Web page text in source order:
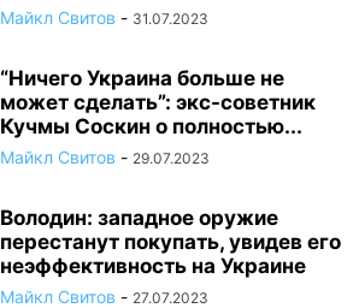
Майкл Свитов - 31.07.2023
“Ничего Украина больше не
может сделать”: экс-советник
Кучмы Соскин о полностью...
Майкл Свитов - 29.07.2023
Володин: западное оружие
перестанут покупать, увидев его
неэффективность на Украине
Майкл Свитов - 27.07.2023